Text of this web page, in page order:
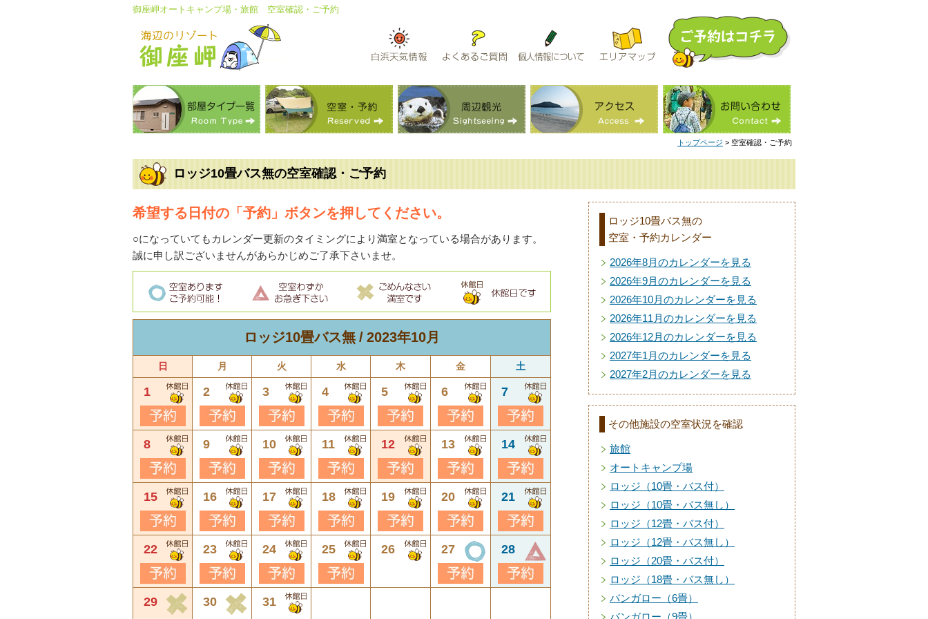
御座岬オートキャンプ場・旅館 空室確認・ご予約
トップページ > 空室確認・ご予約
ロッジ10畳バス無の空室確認・ご予約
希望する日付の「予約」ボタンを押してください。
○になっていてもカレンダー更新のタイミングにより満室となっている場合があります。
誠に申し訳ございませんがあらかじめご了承下さいませ。
ロッジ10畳バス無 2023年10月
日 月 火 水 木 金 土
1 2 3 4 5 6 7
8 9 10 11 12 13 14
15 16 17 18 19 20 21
22 23 24 25 26 27 28
29 30 31
ロッジ10畳バス無の
空室・予約カレンダー
2026年8月のカレンダーを見る
2026年9月のカレンダーを見る
2026年10月のカレンダーを見る
2026年11月のカレンダーを見る
2026年12月のカレンダーを見る
2027年1月のカレンダーを見る
2027年2月のカレンダーを見る
その他施設の空室状況を確認
旅館
オートキャンプ場
ロッジ（10畳・バス付）
ロッジ（10畳・バス無し）
ロッジ（12畳・バス付）
ロッジ（12畳・バス無し）
ロッジ（20畳・バス付）
ロッジ（18畳・バス無し）
バンガロー（6畳）
バンガロー（9畳）